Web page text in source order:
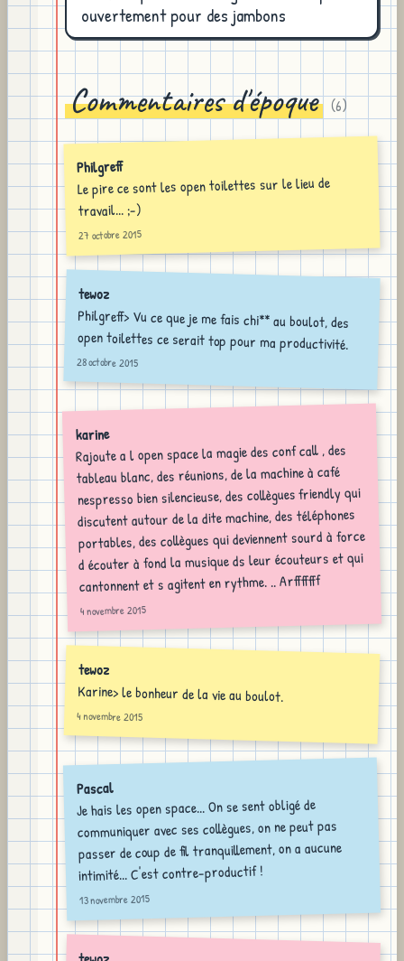
ouvertement pour des jambons
Commentaires d'époque (6)
Philgreff
Le pire ce sont les open toilettes sur le lieu de
travail... ;-)
27 octobre 2015
tewoz
Philgreff> Vu ce que je me fais chi** au boulot, des
open toilettes ce serait top pour ma productivité.
28 octobre 2015
karine
Rajoute a l open space la magie des conf call , des
tableau blanc, des réunions, de la machine à café
nespresso bien silencieuse, des collègues friendly qui
discutent autour de la dite machine, des téléphones
portables, des collègues qui deviennent sourd à force
d écouter à fond la musique ds leur écouteurs et qui
cantonnent et s agitent en rythme. .. Arfffffff
4 novembre 2015
tewoz
Karine> le bonheur de la vie au boulot.
4 novembre 2015
Pascal
Je hais les open space... On se sent obligé de
communiquer avec ses collègues, on ne peut pas
passer de coup de fil tranquillement, on a aucune
intimité... C'est contre-productif !
13 novembre 2015